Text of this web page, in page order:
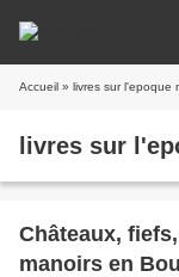
Accueil » livres sur l'epoque
livres sur
Châteaux,
manoirs en